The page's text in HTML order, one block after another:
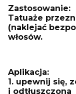
Zastosowanie:
Tatuaże
(naklejać
włosów.
Aplikacja:
1. upewnij się,
i odtłuszczona